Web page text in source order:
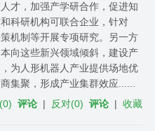
才，加强产学研合作，促进知
科研机构可联合企业，针对
机制等开展专项研究。另一方
向这些新兴领域倾斜，建设产
为人形机器人产业提供场地优
集聚，形成产业集群效应......
(0) 评论 | 反对(0) 评论 |收藏